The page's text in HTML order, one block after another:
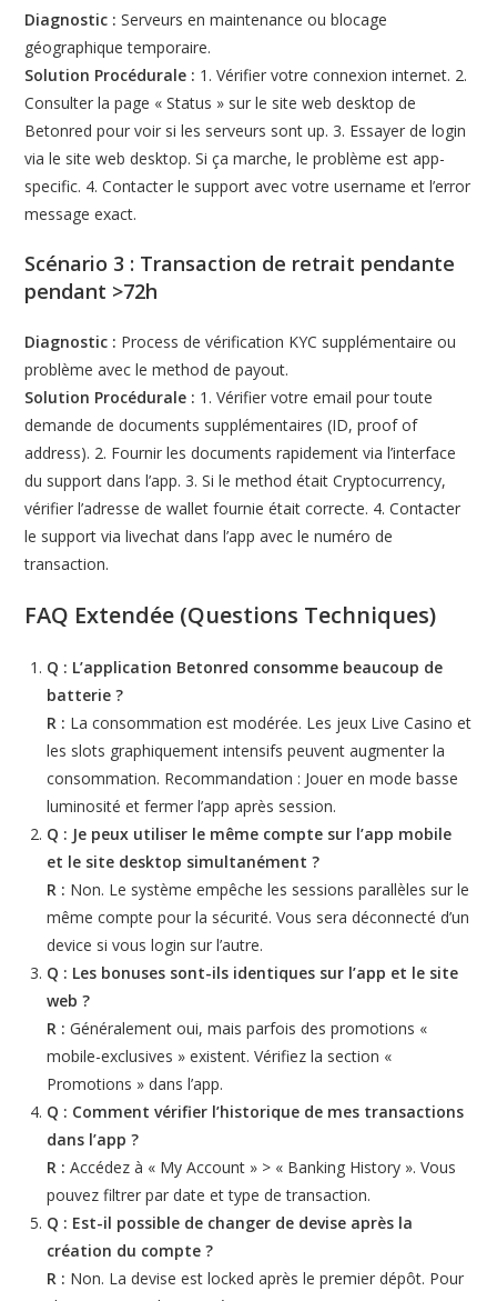
Diagnostic : Serveurs en maintenance ou blocage
géographique temporaire.
Solution Procédurale : 1. Vérifier votre connexion internet. 2.
Consulter la page « Status » sur le site web desktop de
Betonred pour voir si les serveurs sont up. 3. Essayer de login
via le site web desktop. Si ça marche, le problème est app-
specific. 4. Contacter le support avec votre username et l’error
message exact.
Scénario 3 : Transaction de retrait pendante
pendant >72h
Diagnostic : Process de vérification KYC supplémentaire ou
problème avec le method de payout.
Solution Procédurale : 1. Vérifier votre email pour toute
demande de documents supplémentaires (ID, proof of
address). 2. Fournir les documents rapidement via l’interface
du support dans l’app. 3. Si le method était Cryptocurrency,
vérifier l’adresse de wallet fournie était correcte. 4. Contacter
le support via livechat dans l’app avec le numéro de
transaction.
FAQ Extendée (Questions Techniques)
Q : L’application Betonred consomme beaucoup de
batterie ?
R : La consommation est modérée. Les jeux Live Casino et
les slots graphiquement intensifs peuvent augmenter la
consommation. Recommandation : Jouer en mode basse
luminosité et fermer l’app après session.
Q : Je peux utiliser le même compte sur l’app mobile
et le site desktop simultanément ?
R : Non. Le système empêche les sessions parallèles sur le
même compte pour la sécurité. Vous sera déconnecté d’un
device si vous login sur l’autre.
Q : Les bonuses sont-ils identiques sur l’app et le site
web ?
R : Généralement oui, mais parfois des promotions «
mobile-exclusives » existent. Vérifiez la section «
Promotions » dans l’app.
Q : Comment vérifier l’historique de mes transactions
dans l’app ?
R : Accédez à « My Account » > « Banking History ». Vous
pouvez filtrer par date et type de transaction.
Q : Est-il possible de changer de devise après la
création du compte ?
R : Non. La devise est locked après le premier dépôt. Pour